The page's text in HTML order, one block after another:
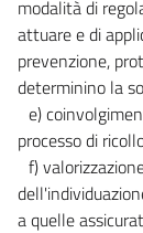
modalità di
attuare e di
prevenzione,
determinino la
e)
processo di
f)
a quelle